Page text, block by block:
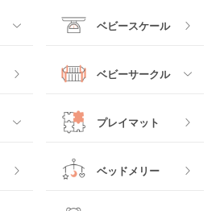
ベビーカーその他
すべて
テーブルチェア
ベビースケール
ベビーサークル
すべて
プレイマット
ベッドメリー